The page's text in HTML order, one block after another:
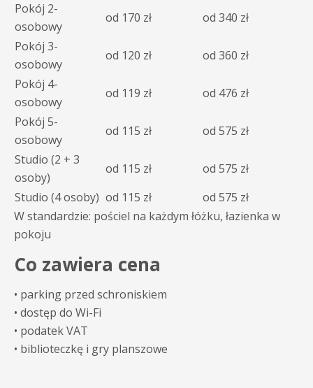
Pokój 2-
osobowy
od 170 zł
od 340 zł
Pokój 3-
osobowy
od 120 zł
od 360 zł
Pokój 4-
osobowy
od 119 zł
od 476 zł
Pokój 5-
osobowy
od 115 zł
od 575 zł
Studio (2 + 3
osoby)
od 115 zł
od 575 zł
Studio (4 osoby) od 115 zł
od 575 zł
W standardzie: pościel na każdym łóżku, łazienka w
pokoju
Co zawiera cena
• parking przed schroniskiem
• dostęp do Wi-Fi
• podatek VAT
• biblioteczkę i gry planszowe